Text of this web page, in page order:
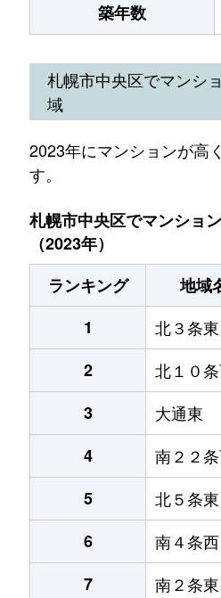
築年数
札幌市中央区でマンシ
域
2023年にマンションが高
す。
札幌市中央区でマンショ
（2023年）
ランキング
地域
1
北３条東
2
北１０
3
大通東
4
南２２
5
北５条東
6
南４条西
7
南２条東